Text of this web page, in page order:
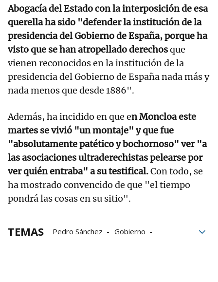
Abogacía del Estado con la interposición de esa
querella ha sido "defender la institución de la
presidencia del Gobierno de España, porque ha
visto que se han atropellado derechosque
vienen reconocidos en la institución de la
presidencia del Gobierno de España nada más y
nada menos que desde 1886".
Además, ha incidido en que en Moncloa este
martes se vivió "un montaje" y que fue
"absolutamente patético y bochornoso" ver "a
las asociaciones ultraderechistas pelearse por
ver quién entraba" a su testifical.Con todo, se
ha mostrado convencido de que "el tiempo
pondrá las cosas en su sitio".
TEMAS Pedro Sánchez
Gobierno